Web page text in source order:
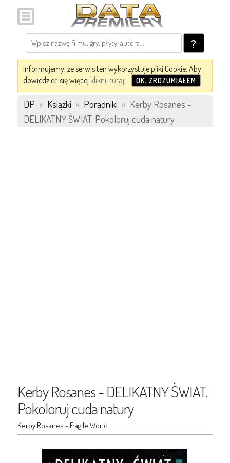
?
Informujemy, że serwis ten wykorzystuje pliki Cookie. Aby
dowiedzieć się więcej kliknij tutaj. OK, ZROZUMIAŁEM
DP » Książki » Poradniki » Kerby Rosanes -
DELIKATNY ŚWIAT. Pokoloruj cuda natury
Kerby Rosanes - DELIKATNY ŚWIAT.
Pokoloruj cuda natury
Kerby Rosanes - Fragile World